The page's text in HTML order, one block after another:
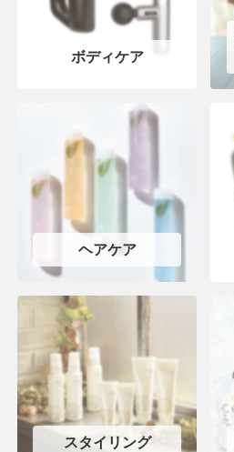
ボディケア
ヘアケア
スタイリング